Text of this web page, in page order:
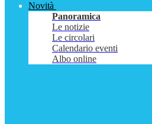
Novità
Panoramica
Le notizie
Le circolari
Calendario eventi
Albo online